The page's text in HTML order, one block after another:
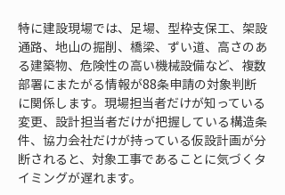
特に建設現場では、足場、型枠支保工、架設
通路、地山の掘削、橋梁、ずい道、高さのあ
る建築物、危険性の高い機械設備など、複数
部署にまたがる情報が88条申請の対象判断
に関係します。現場担当者だけが知っている
変更、設計担当者だけが把握している構造条
件、協力会社だけが持っている仮設計画が分
断されると、対象工事であることに気づくタ
イミングが遅れます。